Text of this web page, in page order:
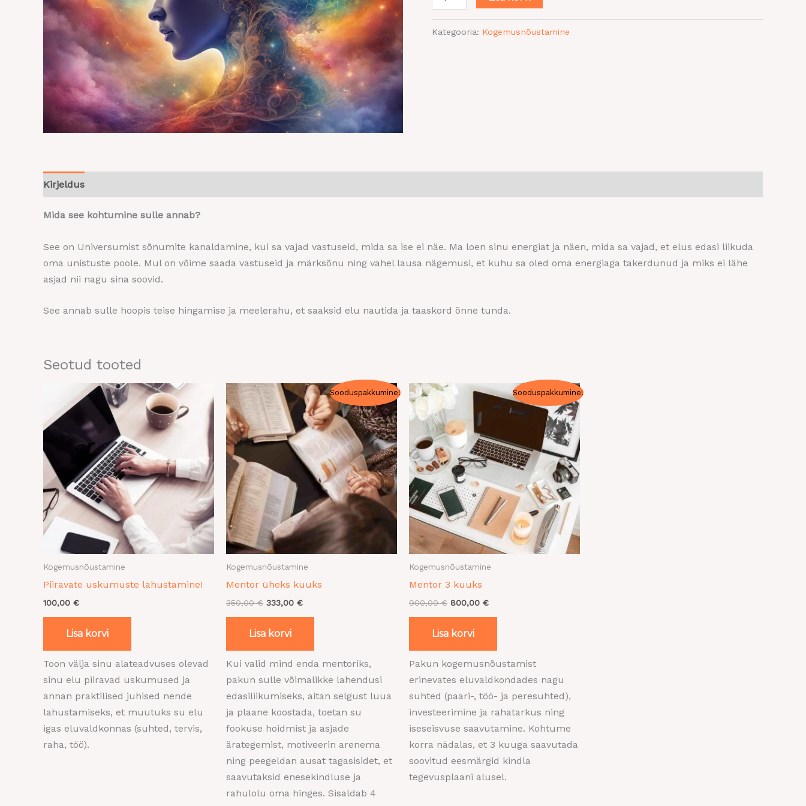
Kategooria: Kogemusnõustamine
Kirjeldus
Mida see kohtumine sulle annab?
See on Universumist sõnumite kanaldamine, kui sa vajad vastuseid, mida sa ise ei näe. Ma loen sinu energiat ja näen, mida sa vajad, et elus edasi liikuda
oma unistuste poole. Mul on võime saada vastuseid ja märksõnu ning vahel lausa nägemusi, et kuhu sa oled oma energiaga takerdunud ja miks ei lähe
asjad nii nagu sina soovid.
See annab sulle hoopis teise hingamise ja meelerahu, et saaksid elu nautida ja taaskord õnne tunda.
Seotud tooted
Kogemusnõustamine
Piiravate uskumuste lahustamine!
100,00 €
Lisa korvi
Toon välja sinu alateadvuses olevad
sinu elu piiravad uskumused ja
annan praktilised juhised nende
lahustamiseks, et muutuks su elu
igas eluvaldkonnas (suhted, tervis,
raha, töö).
Sooduspakkumine!
Kogemusnõustamine
Mentor üheks kuuks
350,00€
Algne
hind
oli:
350,00 €.
333,00 €
Praegune
hind
on:
333,00 €.
Lisa korvi
Kui valid mind enda mentoriks,
pakun sulle võimalikke lahendusi
edasiliikumiseks, aitan selgust luua
ja plaane koostada, toetan su
fookuse hoidmist ja asjade
ärategemist, motiveerin arenema
ning peegeldan ausat tagasisidet, et
saavutaksid enesekindluse ja
rahulolu oma hinges. Sisaldab 4
Sooduspakkumine!
Kogemusnõustamine
Mentor 3 kuuks
900,00€
Algne
oli:
900,00 €.
800,00 €
Praegune
hind
on:
Lisa korvi
Pakun kogemusnõustamist
erinevates eluvaldkondades nagu
suhted (paari-, töö- ja peresuhted),
investeerimine ja rahatarkus ning
iseseisvuse saavutamine. Kohtume
korra nädalas, et 3 kuuga saavutada
soovitud eesmärgid kindla
tegevusplaani alusel.